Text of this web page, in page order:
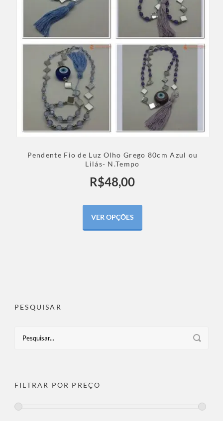
Pendente Fio de Luz Olho Grego 80cm Azul ou
Lilás- N.Tempo
R$48,00
VER OPÇÕES
PESQUISAR
FILTRAR POR PREÇO